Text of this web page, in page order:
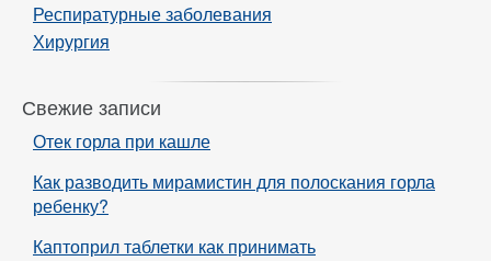
Респиратурные заболевания
Хирургия
Свежие записи
Отек горла при кашле
Как разводить мирамистин для полоскания горла
ребенку?
Каптоприл таблетки как принимать